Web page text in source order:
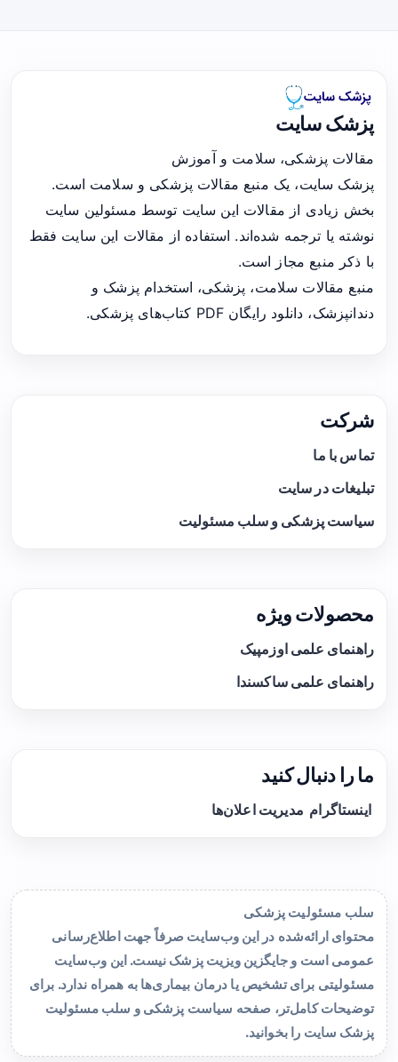
پزشک سایت
مقالات پزشکی، سلامت و آموزش
پزشک سایت، یک منبع مقالات پزشکی و سلامت است.
بخش زیادی از مقالات این سایت توسط مسئولین سایت
نوشته یا ترجمه شده‌اند. استفاده از مقالات این سایت فقط
با ذکر منبع مجاز است.
منبع مقالات سلامت، پزشکی، استخدام پزشک و
دندانپزشک، دانلود رایگان PDF کتاب‌های پزشکی.
شرکت
تماس با ما
تبلیغات در سایت
سیاست پزشکی و سلب مسئولیت
محصولات ویژه
راهنمای علمی اوزمپیک
راهنمای علمی ساکسندا
ما را دنبال کنید
اینستاگرام مدیریت اعلان‌ها
سلب مسئولیت پزشکی
محتوای ارائه‌شده در این وب‌سایت صرفاً جهت اطلاع‌رسانی
عمومی است و جایگزین ویزیت پزشک نیست. این وب‌سایت
مسئولیتی برای تشخیص یا درمان بیماری‌ها به همراه ندارد. برای
توضیحات کامل‌تر، صفحه سیاست پزشکی و سلب مسئولیت
پزشک سایت را بخوانید.